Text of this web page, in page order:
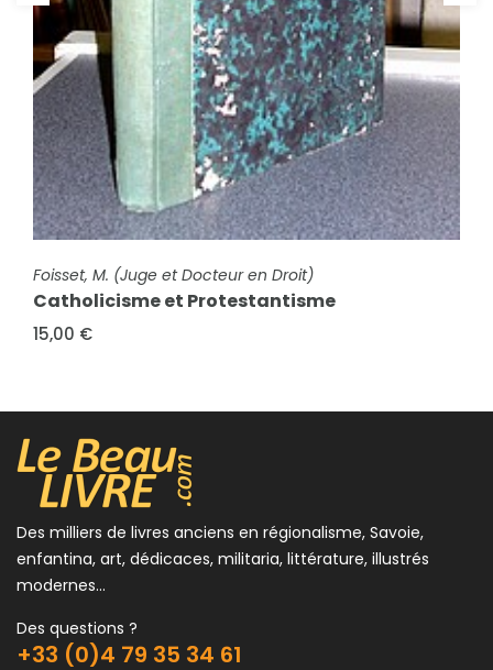
FICHE COMPLÈTE
Foisset, M. (Juge et Docteur en Droit)
Catholicisme et Protestantisme
15,00 €
FICHE COMPLÈTE
Grenoble et du Département de l'Isère pour
l'année...
15,00 €
Des milliers de livres anciens en régionalisme, Savoie,
enfantina, art, dédicaces, militaria, littérature, illustrés
modernes...
Des questions ?
+33 (0)4 79 35 34 61